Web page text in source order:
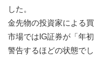
した。
金先物の投資家による
市場ではIG証券が「年
警告するほどの状態でし